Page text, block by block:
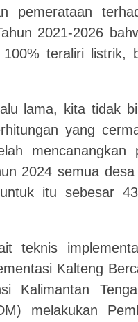
pemerataan
2021-2026
teraliri listrik,
lama, kita tidak
yang
mencanangkan
2024 semua
itu sebesar
teknis
Kalteng
Kalimantan
melakukan